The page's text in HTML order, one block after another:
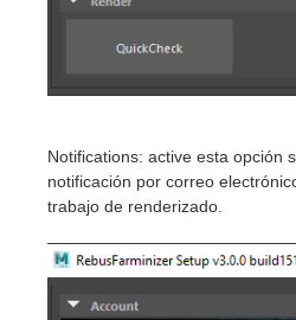
Notifications: active esta opción
notificación por correo
trabajo de renderizado.